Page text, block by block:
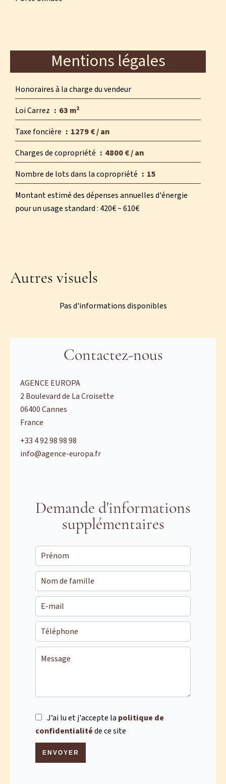
Mentions légales
Honoraires à la charge du vendeur
Loi Carrez
63 m²
Taxe foncière
1279 € / an
Charges de copropriété
4800 € / an
Nombre de lots dans la copropriété
15
Montant estimé des dépenses annuelles d'énergie
pour un usage standard : 420€ ~ 610€
Autres visuels
Pas d'informations disponibles
Contactez-nous
AGENCE EUROPA
2 Boulevard de La Croisette
06400Cannes
France
+33 4 92 98 98 98
info@agence-europa.fr
Demande d'informations
supplémentaires
J’ai lu et j'accepte lapolitique de
confidentialitéde ce site
ENVOYER